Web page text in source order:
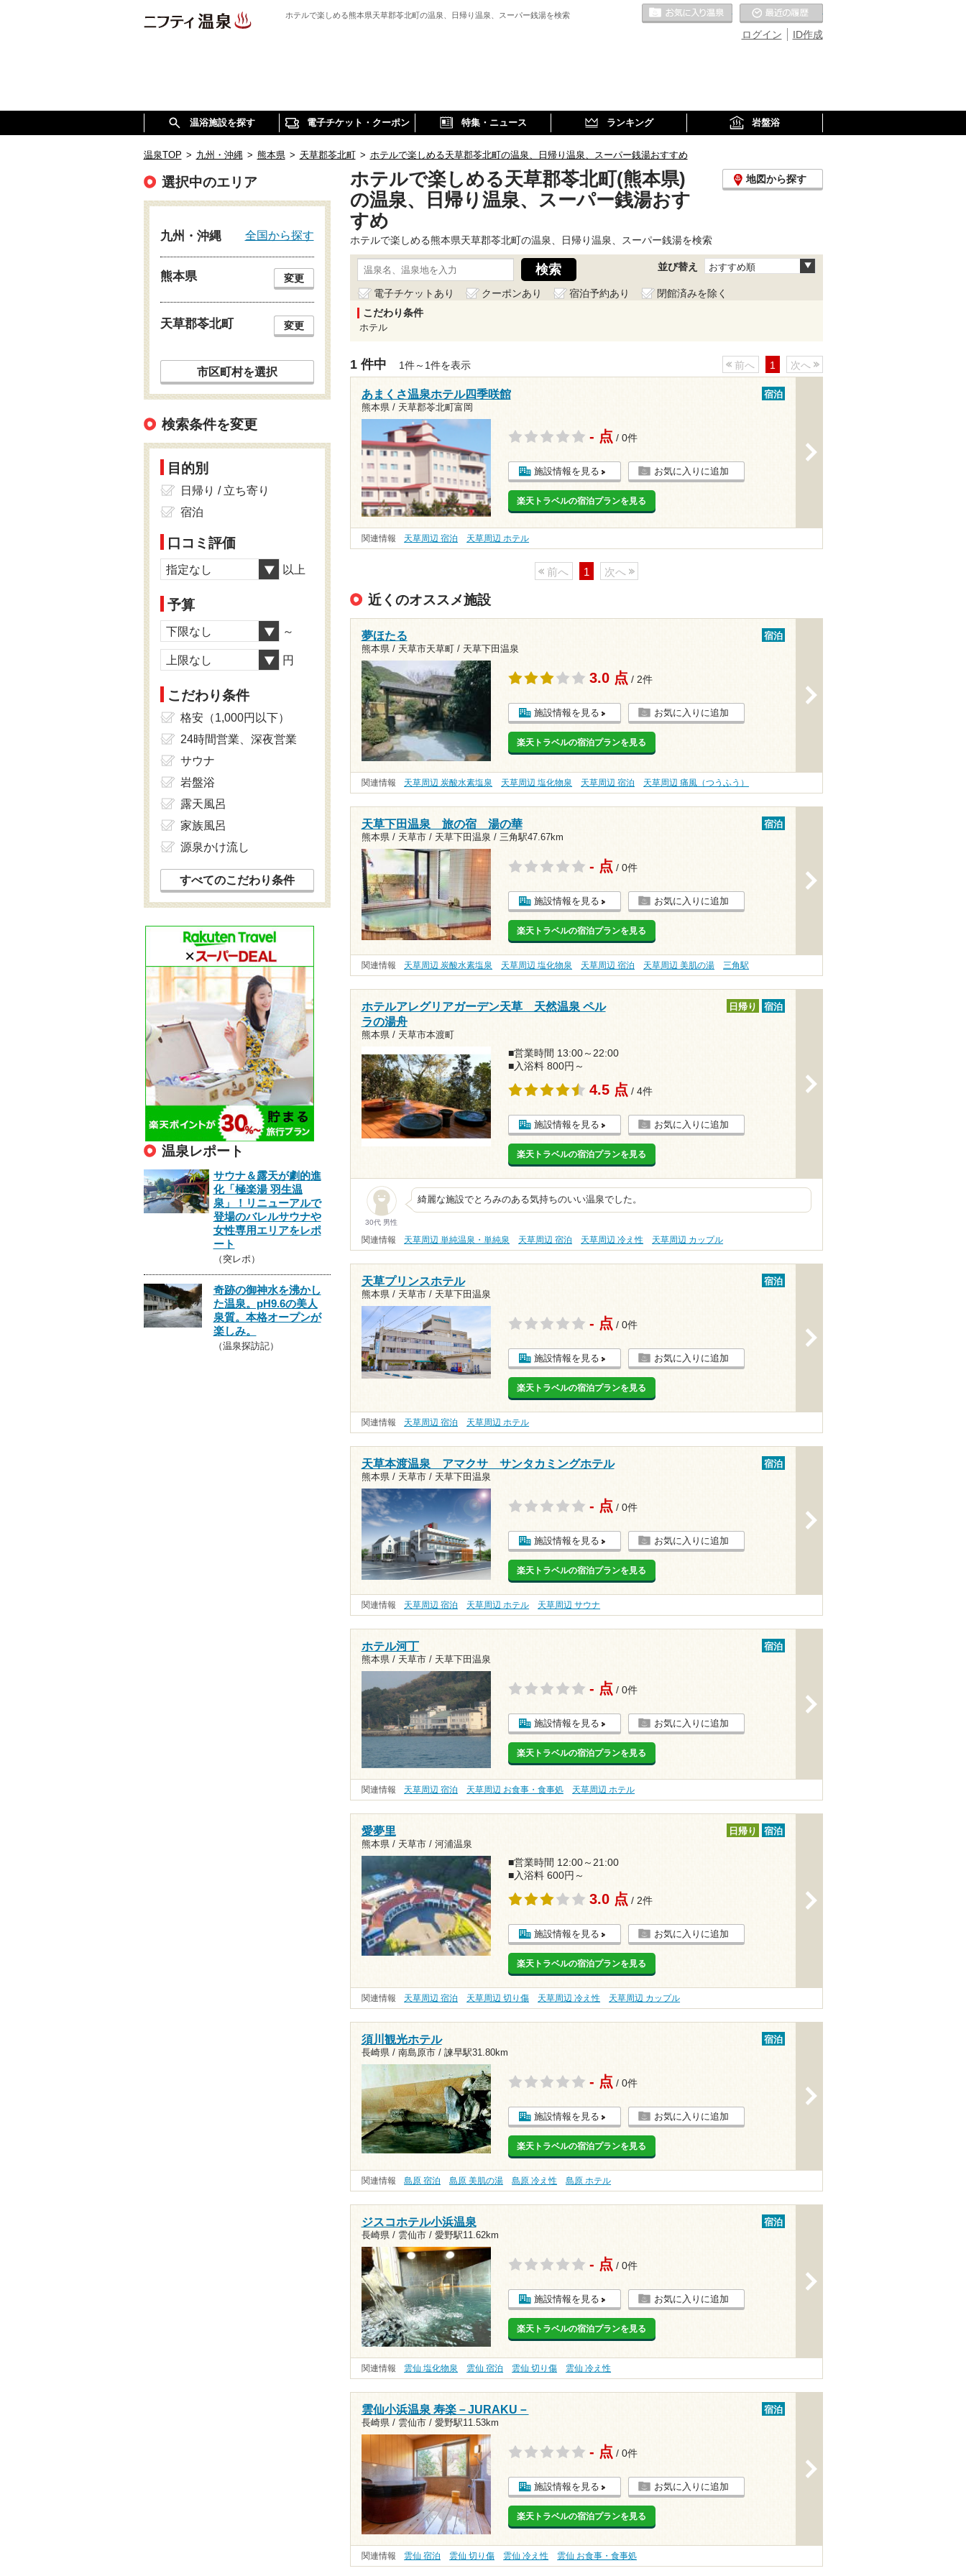
ホテルで楽しめる熊本県天草郡苓北町の温泉、日帰り温泉、スーパー銭湯を検索
ID作成
ログイン
お気に入りの温泉
温浴施設を探す 電子チケット・クーポン 特集・ニュース ランキング 岩盤浴
温泉TOP > 九州・沖縄 > 熊本県 > 天草郡苓北町 > ホテルで楽しめる天草郡苓北町の温泉、日帰り温泉、スーパー銭湯おすすめ
ホテルで楽しめる天草郡苓北町(熊本県)
の温泉、日帰り温泉、スーパー銭湯おす
すめ
地図から探す
ホテルで楽しめる熊本県天草郡苓北町の温泉、日帰り温泉、スーパー銭湯を検索
並び替え おすすめ順
電子チケットあり クーポンあり 宿泊予約あり
閉館済みを除く
こだわり条件
ホテル
1 件中 1件～1件を表示 前へ 1 次へ
あまくさ温泉ホテル四季咲館
熊本県 / 天草郡苓北町富岡
宿泊
- 点 / 0件
施設情報を見る お気に入りに追加
楽天トラベルの宿泊プランを見る
関連情報 天草周辺 宿泊 天草周辺 ホテル
前へ 1 次へ
近くのオススメ施設
夢ほたる
熊本県 / 天草市天草町 / 天草下田温泉
宿泊
3.0 点 / 2件
施設情報を見る お気に入りに追加
楽天トラベルの宿泊プランを見る
関連情報 天草周辺 炭酸水素塩泉 天草周辺 塩化物泉 天草周辺 宿泊 天草周辺 痛風（つうふう）
天草下田温泉 旅の宿 湯の華
熊本県 / 天草市 / 天草下田温泉 / 三角駅47.67km
宿泊
- 点 / 0件
施設情報を見る お気に入りに追加
楽天トラベルの宿泊プランを見る
関連情報 天草周辺 炭酸水素塩泉 天草周辺 塩化物泉 天草周辺 宿泊 天草周辺 美肌の湯 三角駅
ホテルアレグリアガーデン天草 天然温泉 ペル
ラの湯舟
熊本県 / 天草市本渡町
日帰り 宿泊
■営業時間 13:00～22:00
■入浴料 800円～
4.5 点 / 4件
施設情報を見る お気に入りに追加
楽天トラベルの宿泊プランを見る
30代 男性
綺麗な施設でとろみのある気持ちのいい温泉でした。
関連情報 天草周辺 単純温泉・単純泉 天草周辺 宿泊 天草周辺 冷え性 天草周辺 カップル
天草プリンスホテル
熊本県 / 天草市 / 天草下田温泉
宿泊
- 点 / 0件
施設情報を見る お気に入りに追加
楽天トラベルの宿泊プランを見る
関連情報 天草周辺 宿泊 天草周辺 ホテル
天草本渡温泉 アマクサ サンタカミングホテル
熊本県 / 天草市 / 天草下田温泉
宿泊
- 点 / 0件
施設情報を見る お気に入りに追加
楽天トラベルの宿泊プランを見る
関連情報 天草周辺 宿泊 天草周辺 ホテル 天草周辺 サウナ
ホテル河丁
熊本県 / 天草市 / 天草下田温泉
宿泊
- 点 / 0件
施設情報を見る お気に入りに追加
楽天トラベルの宿泊プランを見る
関連情報 天草周辺 宿泊 天草周辺 お食事・食事処 天草周辺 ホテル
愛夢里
熊本県 / 天草市 / 河浦温泉
日帰り 宿泊
■営業時間 12:00～21:00
■入浴料 600円～
3.0 点 / 2件
施設情報を見る お気に入りに追加
楽天トラベルの宿泊プランを見る
関連情報 天草周辺 宿泊 天草周辺 切り傷 天草周辺 冷え性 天草周辺 カップル
須川観光ホテル
長崎県 / 南島原市 / 諫早駅31.80km
宿泊
- 点 / 0件
施設情報を見る お気に入りに追加
楽天トラベルの宿泊プランを見る
関連情報 島原 宿泊 島原 美肌の湯 島原 冷え性 島原 ホテル
ジスコホテル小浜温泉
長崎県 / 雲仙市 / 愛野駅11.62km
宿泊
- 点 / 0件
施設情報を見る お気に入りに追加
楽天トラベルの宿泊プランを見る
関連情報 雲仙 塩化物泉 雲仙 宿泊 雲仙 切り傷 雲仙 冷え性
雲仙小浜温泉 寿楽－JURAKU－
長崎県 / 雲仙市 / 愛野駅11.53km
宿泊
- 点 / 0件
施設情報を見る お気に入りに追加
楽天トラベルの宿泊プランを見る
関連情報 雲仙 宿泊 雲仙 切り傷 雲仙 冷え性 雲仙 お食事・食事処
選択中のエリア
九州・沖縄 全国から探す
熊本県 変更
天草郡苓北町 変更
市区町村を選択
検索条件を変更
目的別
日帰り / 立ち寄り
宿泊
口コミ評価
指定なし 以上
予算
下限なし ～
上限なし 円
こだわり条件
格安（1,000円以下）
24時間営業、深夜営業
サウナ
岩盤浴
露天風呂
家族風呂
源泉かけ流し
すべてのこだわり条件
温泉レポート
サウナ＆露天が劇的進
化「極楽湯 羽生温
泉」！リニューアルで
登場のバレルサウナや
女性専用エリアをレポ
ート
（突レポ）
奇跡の御神水を沸かし
た温泉。pH9.6の美人
泉質。本格オープンが
楽しみ。
（温泉探訪記）